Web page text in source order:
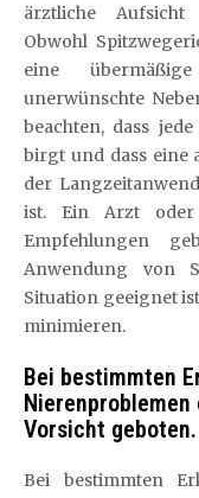
ärztliche Aufsicht
Obwohl
eine
unerwünschte
beachten, dass
birgt und dass eine
der
ist. Ein Arzt oder
Empfehlungen
Anwendung von
Situation geeignet
minimieren.
Bei bestimmten
Nierenproblemen
Vorsicht geboten.
Bei bestimmten